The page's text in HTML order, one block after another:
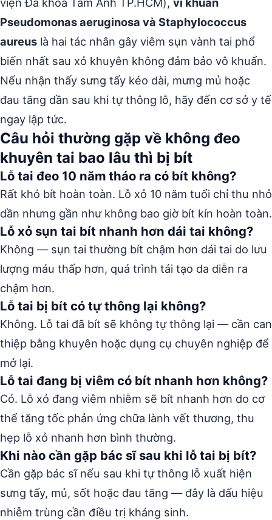
Pseudomonas aeruginosa và Staphylococcus
aureus là hai tác nhân gây viêm sụn vành tai phổ
biến nhất sau xỏ khuyên không đảm bảo vô khuẩn.
Nếu nhận thấy sưng tấy kéo dài, mưng mủ hoặc
đau tăng dần sau khi tự thông lỗ, hãy đến cơ sở y tế
ngay lập tức.
Câu hỏi thường gặp về không đeo
khuyên tai bao lâu thì bị bít
Lỗ tai đeo 10 năm tháo ra có bít không?
Rất khó bít hoàn toàn. Lỗ xỏ 10 năm tuổi chỉ thu nhỏ
dần nhưng gần như không bao giờ bít kín hoàn toàn.
Lỗ xỏ sụn tai bít nhanh hơn dái tai không?
Không — sụn tai thường bít chậm hơn dái tai do lưu
lượng máu thấp hơn, quá trình tái tạo da diễn ra
chậm hơn.
Lỗ tai bị bít có tự thông lại không?
Không. Lỗ tai đã bít sẽ không tự thông lại — cần can
thiệp bằng khuyên hoặc dụng cụ chuyên nghiệp để
mở lại.
Lỗ tai đang bị viêm có bít nhanh hơn không?
Có. Lỗ xỏ đang viêm nhiễm sẽ bít nhanh hơn do cơ
thể tăng tốc phản ứng chữa lành vết thương, thu
hẹp lỗ xỏ nhanh hơn bình thường.
Khi nào cần gặp bác sĩ sau khi lỗ tai bị bít?
Cần gặp bác sĩ nếu sau khi tự thông lỗ xuất hiện
sưng tấy, mủ, sốt hoặc đau tăng — đây là dấu hiệu
nhiễm trùng cần điều trị kháng sinh.